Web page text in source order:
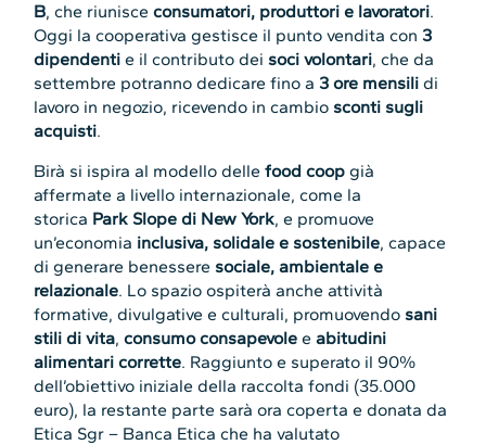
B, che riunisceconsumatori, produttori e lavoratori.
Oggi la cooperativa gestisce il punto vendita con 3
dipendenti e il contributo dei soci volontari, che da
settembre potranno dedicare fino a 3 ore mensili di
lavoro in negozio, ricevendo in cambio sconti sugli
acquisti.
Birà si ispira al modello dellefood coop già
affermate a livello internazionale, come la
storica Park Slope di New York, e promuove
un’economia inclusiva, solidale e sostenibile, capace
di generare benessere sociale, ambientale e
relazionale. Lo spazio ospiterà anche attività
formative, divulgative e culturali, promuovendo sani
stili di vita,consumo consapevole eabitudini
alimentari corrette. Raggiunto e superato il 90%
dell’obiettivo iniziale della raccolta fondi (35.000
euro), la restante parte sarà ora coperta e donata da
Etica Sgr – Banca Etica che ha valutato